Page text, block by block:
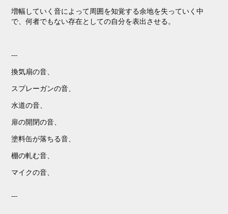
増幅していく音によって周囲を知覚する余地を失っていく中
で、何者でもない存在としての自分を表出させる。
---
換気扇の音、
スプレーガンの音、
水道の音、
扉の開閉の音、
塗料缶が落ちる音、
棚の軋む音、
マイクの音、
---